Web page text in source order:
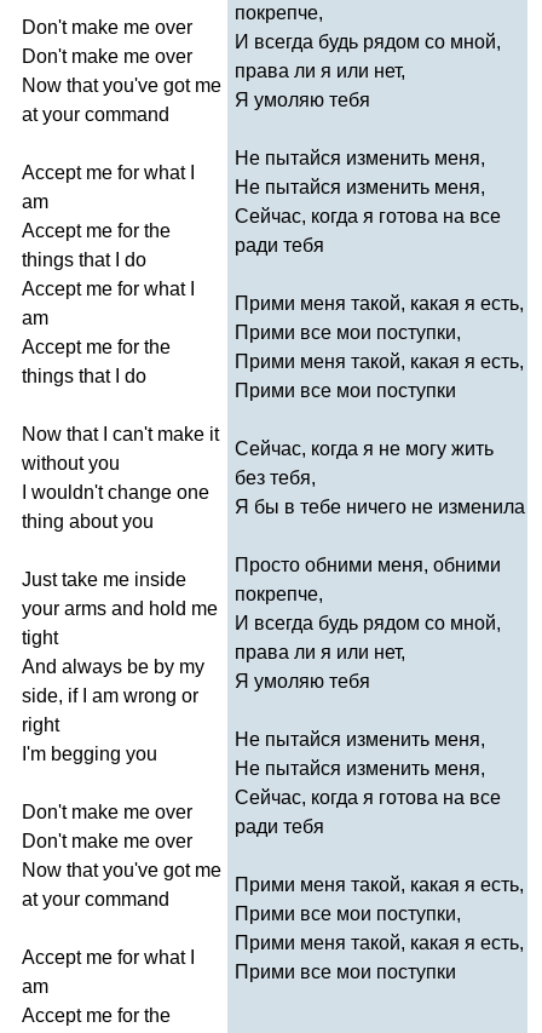
Don't make me over
Don't make me over
Now that you've got me
at your command
Accept me for what
am
Accept me for the
things that
do
Accept me for what
am
Accept me for the
things that do
Now that can't make it
without you
wouldn't change one
thing about you
Just take me inside
your arms and hold me
tight
And always be by my
side, if am wrong or
right
I'm begging you
Don't make me over
Don't make me over
Now that you've got me
at your command
Accept me for what
am
Accept me for the
покрепче,
И всегда будь рядом со мной,
права ли я или нет,
Я умоляю тебя
Не пытайся изменить меня,
Не пытайся изменить меня,
Сейчас, когда я готова на все
ради тебя
Прими меня такой, какая я есть,
Прими все мои поступки,
Прими меня такой, какая я есть,
Прими все мои поступки
Сейчас, когда я не могу жить
без тебя,
Я бы в тебе ничего не изменила
Просто обними меня, обними
покрепче,
И всегда будь рядом со мной,
права ли я или нет,
Я умоляю тебя
Не пытайся изменить меня,
Не пытайся изменить меня,
Сейчас, когда я готова на все
ради тебя
Прими меня такой, какая я есть,
Прими все мои поступки,
Прими меня такой, какая я есть,
Прими все мои поступки